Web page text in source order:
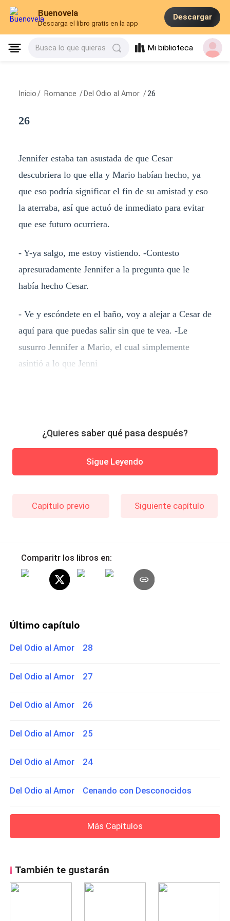
Buenovela
Descarga el libro gratis en la app
Descargar
Busca lo que quieras Mi biblioteca
Inicio / Romance / Del Odio al Amor / 26
26
Jennifer estaba tan asustada de que Cesar
descubriera lo que ella y Mario habían hecho, ya
que eso podría significar el fin de su amistad y eso
la aterraba, así que actuó de inmediato para evitar
que ese futuro ocurriera.
- Y-ya salgo, me estoy vistiendo. -Contesto
apresuradamente Jennifer a la pregunta que le
había hecho Cesar.
- Ve y escóndete en el baño, voy a alejar a Cesar de
aquí para que puedas salir sin que te vea. -Le
susurro Jennifer a Mario, el cual simplemente
asintió a lo que Jenni
¿Quieres saber qué pasa después?
Sigue Leyendo
Capítulo previo Siguiente capítulo
Comparitr los libros en:
Último capítulo
Del Odio al Amor 28
Del Odio al Amor 27
Del Odio al Amor 26
Del Odio al Amor 25
Del Odio al Amor 24
Del Odio al Amor Cenando con Desconocidos
Más Capítulos
También te gustarán